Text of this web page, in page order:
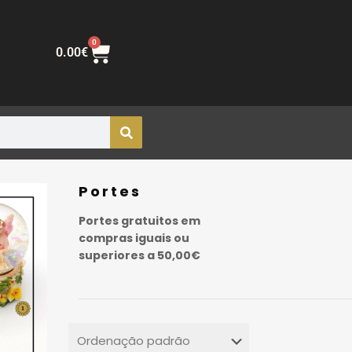
0.00€
0
Portes
Portes gratuitos em
compras iguais ou
superiores a 50,00€